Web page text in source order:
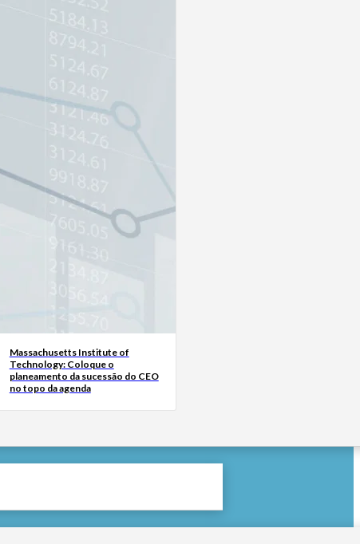
Massachusetts Institute of
Technology: Coloque o
planeamento da sucessão do CEO
no topo da agenda